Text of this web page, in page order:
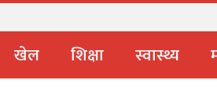
खेल शिक्षा स्वास्थ्य